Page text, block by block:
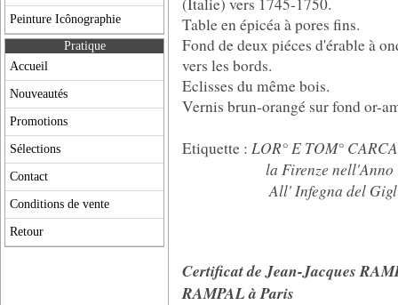
Peinture Icônographie
Pratique
Accueil
Nouveautés
Promotions
Sélections
Contact
Conditions de vente
Retour
Table en épicéa à pores fins.
Fond de deux piéces d'érable à
vers les bords.
Eclisses du même bois.
Vernis brun-orangé sur fond or-
Etiquette : LOR° E TOM°
la Firenze nell'Anno
All' Infegna del
Certificat de Jean-Jacques
RAMPAL à Paris